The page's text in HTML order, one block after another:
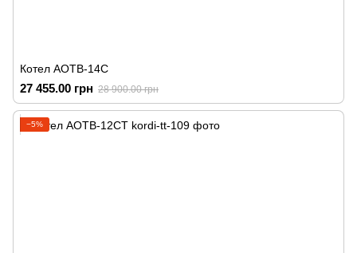
Котел АОТВ-14С
27 455.00 грн 28 900.00 грн
−5%